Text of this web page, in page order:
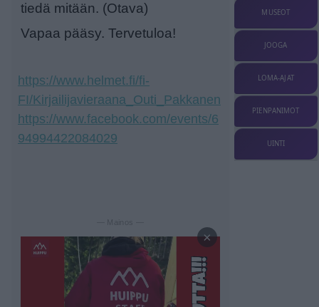
tiedä mitään. (Otava)
Vapaa pääsy. Tervetuloa!
https://www.helmet.fi/fi-
FI/Kirjailijavieraana_Outi_Pakkanen
https://www.facebook.com/events/6
94994422084029
— Mainos —
×
MUSEOT
JOOGA
LOMA-AJAT
PIENPANIMOT
UINTI